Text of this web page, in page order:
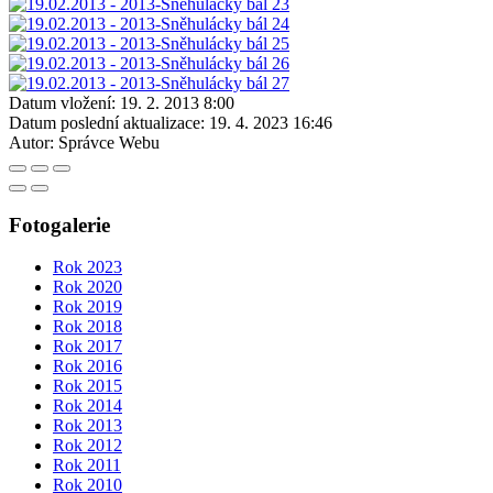
Datum vložení: 19. 2. 2013 8:00
Datum poslední aktualizace: 19. 4. 2023 16:46
Autor: Správce Webu
Fotogalerie
Rok 2023
Rok 2020
Rok 2019
Rok 2018
Rok 2017
Rok 2016
Rok 2015
Rok 2014
Rok 2013
Rok 2012
Rok 2011
Rok 2010